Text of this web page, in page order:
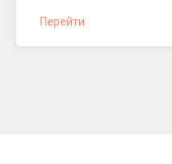
Перейти